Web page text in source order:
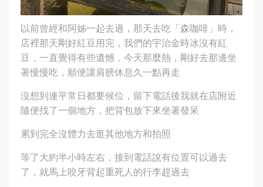
以前曾經和阿姊一起去過，那天去吃「森咖啡」時，
店裡那天剛好紅豆用完，我們的宇治金時冰沒有紅
豆，一直覺得有些遺憾，今天那麼熱，剛好去那邊坐
著慢慢吃，順便讓肩膀休息久一點再走
沒想到連平常日都要候位，留下電話後我就在店附近
隨便找了一個地方，把背包放下來坐著發呆
累到完全沒體力去逛其他地方和拍照
等了大約半小時左右，接到電話說有位置可以過去
了，就馬上咬牙背起重死人的行李趕過去